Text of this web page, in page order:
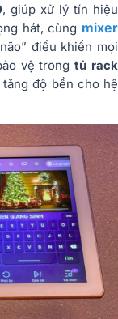
, giúp xử lý tín hiệu
hát, cùng mixer
điều khiển mọi
vệ trongtủ rack
độ bền cho hệ